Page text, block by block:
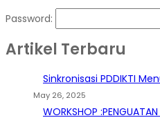
Password:
Artikel Terbaru
Sinkronisasi PDDIKTI
May 26, 2025
WORKSHOP